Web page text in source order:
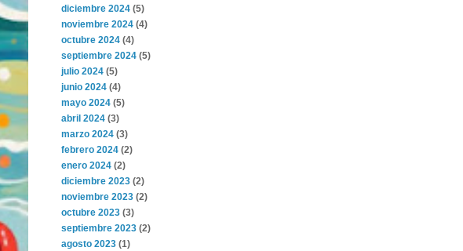
diciembre 2024 (5)
noviembre 2024 (4)
octubre 2024 (4)
septiembre 2024 (5)
julio 2024 (5)
junio 2024 (4)
mayo 2024 (5)
abril 2024 (3)
marzo 2024 (3)
febrero 2024 (2)
enero 2024 (2)
diciembre 2023 (2)
noviembre 2023 (2)
octubre 2023 (3)
septiembre 2023 (2)
agosto 2023 (1)